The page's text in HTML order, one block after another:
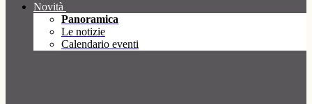
Novità
Panoramica
Le notizie
Calendario eventi